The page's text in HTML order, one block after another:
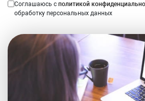
Соглашаюсь с политикой
обработку персональных данных